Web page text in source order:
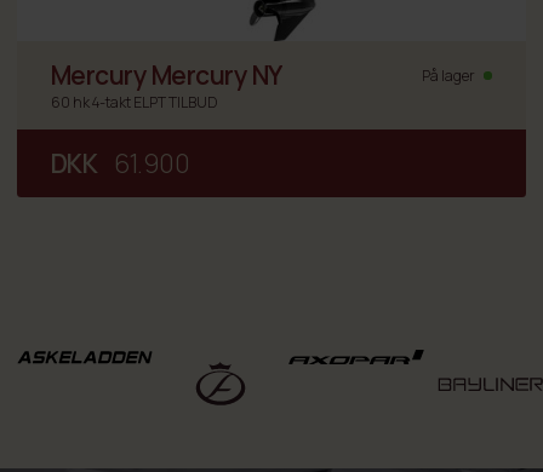
Mercury Mercury NY
På lager
60 hk 4-takt ELPT TILBUD
DKK 61.900